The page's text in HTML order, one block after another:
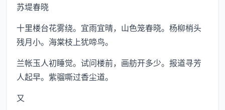
苏堤春晓
十里楼台花雾绕。宜雨宜晴，山色笼春晓。杨柳梢头
残月小。海棠枝上犹啼鸟。
兰帐玉人初睡觉。试问楼前，画舫开多少。报道寻芳
人起早。紫骝嘶过香尘道。
又